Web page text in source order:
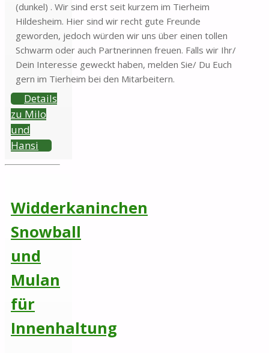
(dunkel) . Wir sind erst seit kurzem im Tierheim
Hildesheim. Hier sind wir recht gute Freunde
geworden, jedoch würden wir uns über einen tollen
Schwarm oder auch Partnerinnen freuen. Falls wir Ihr/
Dein Interesse geweckt haben, melden Sie/ Du Euch
gern im Tierheim bei den Mitarbeitern.
Details
zu Milo
und
Hansi
Widderkaninchen
Snowball
und
Mulan
für
Innenhaltung